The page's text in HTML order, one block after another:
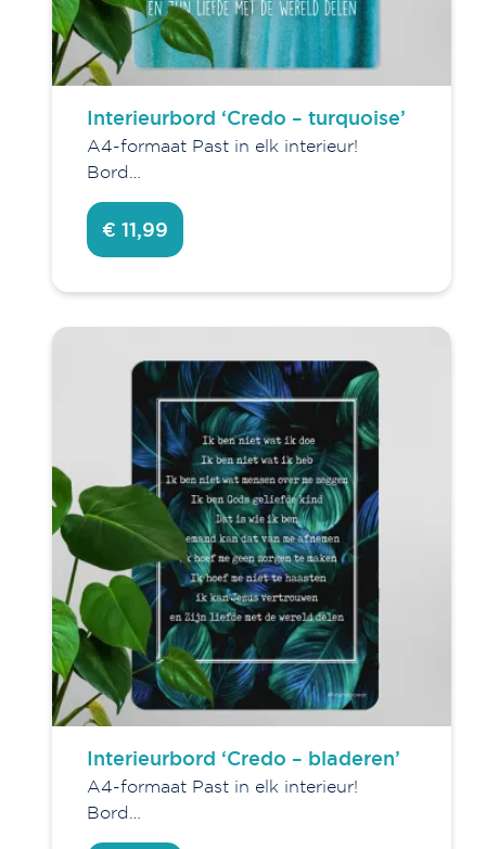
Interieurbord ‘Credo – turquoise’
A4-formaat Past in elk interieur!
Bord…
€ 11,99
Interieurbord ‘Credo – bladeren’
A4-formaat Past in elk interieur!
Bord…